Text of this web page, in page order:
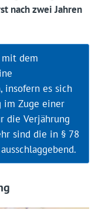
nach zwei Jahren
mit dem
insofern es sich
im Zuge einer
die Verjährung
sind die in § 78